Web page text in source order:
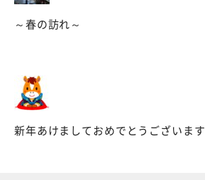
～春の訪れ～
新年あけましておめでとうございます